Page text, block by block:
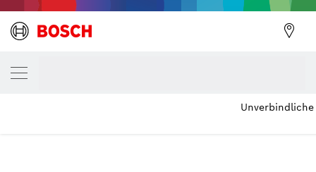
DEINE AUSGEWÄHLTE VARIANTE